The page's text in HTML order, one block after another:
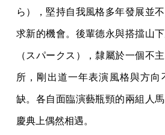
ら），堅持自我風格多年發展並
求新的機會。後輩德永與搭擋山下
（スパークス），隸屬於一個不
所，剛出道一年表演風格與方向
缺。各自面臨演藝瓶頸的兩組人
慶典上偶然相遇。